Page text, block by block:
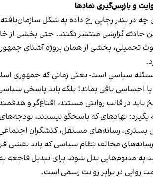
و بازپس‌گیری نمادها
چه در بندر رجایی رخ داده به شکل
حادثه گزارشی منتشر نکنند. حتی بخشی از
تحمیلی، بخشی از همان پروژه‌ آشنای
سیاسی است- یعنی زمانی که جمهوری
یا احساسی باقی بماند؛ بلکه باید پاسخی
باید در قالب روایتی مستند، اقناع‌گر و
بگیرد: نهادهای که پاسخگو نیستند،
بستری، رسانه‌های مستقل، کنشگران
مخالف نظام سیاسی که باید نقشی
به مدیوم‌هایی بدل شوند برای تبدیل فاجعه
روایی در برابر روایت رسمی است.